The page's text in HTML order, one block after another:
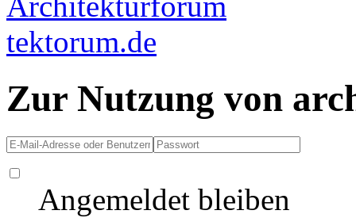
Zur Nutzung von
Angemeldet bleiben